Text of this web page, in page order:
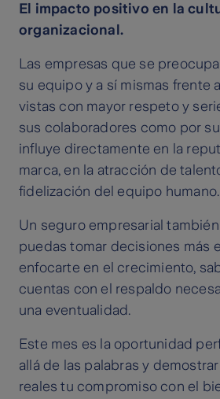
El impacto positivo en la
organizacional.
Las empresas que se
su equipo y a sí mismas frente
vistas con mayor respeto y
sus colaboradores como por
influye directamente en la
marca, en la atracción de
fidelización del equipo humano.
Un seguro empresarial
puedas tomar decisiones más
enfocarte en el crecimiento,
cuentas con el respaldo
una eventualidad.
Este mes es la oportunidad
allá de las palabras y
reales tu compromiso con el